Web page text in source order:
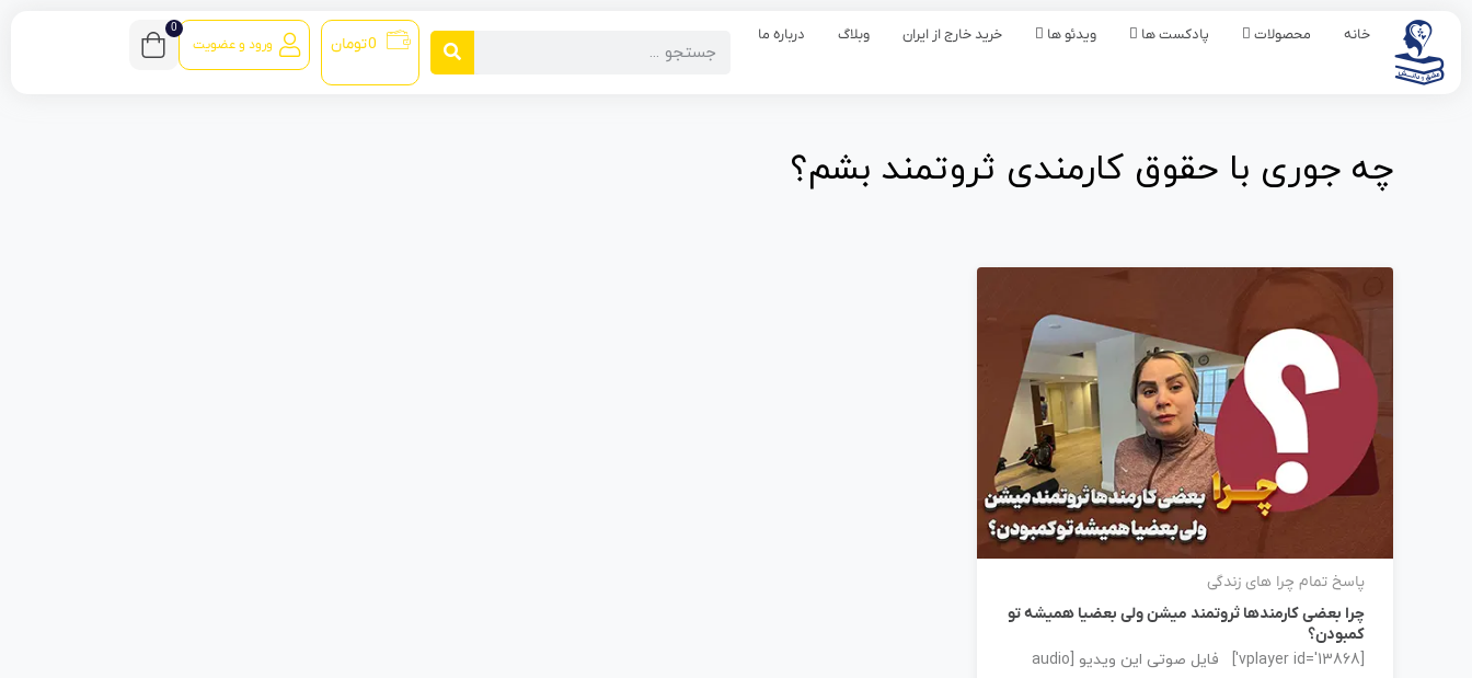
خانه محصولات پادکست ها ویدئو ها خرید خارج از ایران وبلاگ درباره ما 0تومان ورود و عضویت
0
چه جوری با حقوق کارمندی ثروتمند بشم؟
پاسخ تمام چرا های زندگی
چرا بعضی کارمندها ثروتمند میشن ولی بعضیا همیشه تو
کمبودن؟
[vplayer id='13868'] فایل صوتی این ویدیو [audio